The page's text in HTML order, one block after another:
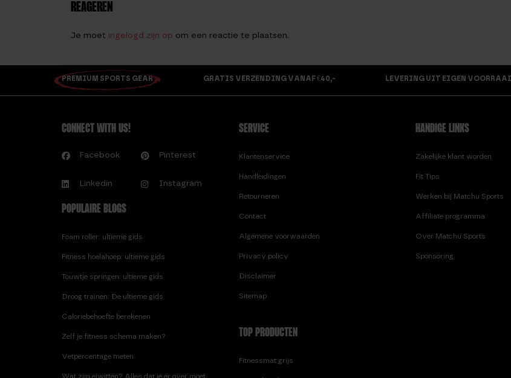
REAGEREN
Je moet ingelogd zijn op om een reactie te plaatsen.
PREMIUM SPORTS GEAR GRATIS VERZENDING VANAF €40,- LEVERING UIT EIGEN
CONNECT WITH US!
Facebook Pinterest
Linkedin Instagram
POPULAIRE BLOGS
Foam roller: ultieme gids
Fitness hoelahoep: ultieme gids
Touwtje springen: ultieme gids
Droog trainen: De ultieme gids
Caloriebehoefte berekenen
Zelf je fitness schema maken?
Vetpercentage meten
Wat zijn eiwitten? Alles dat je er over moet
SERVICE
Klantenservice
Handleidingen
Retourneren
Contact
Algemene voorwaarden
Privacy policy
Disclaimer
Sitemap
TOP PRODUCTEN
Fitnessmat grijs
HANDIGE LINKS
Zakelijke klant worden
Fit Tips
Werken bij Matchu Sports
Affiliate programma
Over Matchu Sports
Sponsoring